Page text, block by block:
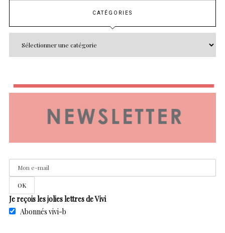
CATÉGORIES
Je reçois les jolies lettres de Vivi
Abonnés vivi-b